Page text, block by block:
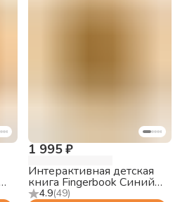
4.9(49)
1 995 ₽
Интерактивная детская
книга Fingerbook Синий
трактор